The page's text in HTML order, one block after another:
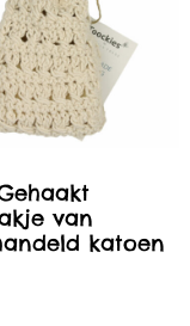
van
katoen